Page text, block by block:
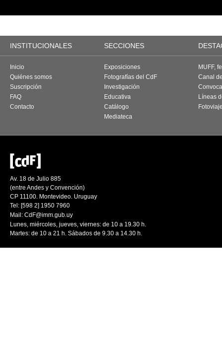
INSTITUCIONALES SECCIONES
Inicio
Quiénes somos
Suscripción
FAQ
Contacto
Exposiciones
Fotografías del CdF
Investigación
Educativa
Catálogo
Mediateca
MUFF,
Canal
Líneas
Av. 18 de Julio 885
(entre Andes y Convención)
CP 11100. Montevideo. Uruguay
Tel: [598 2] 1950 7960
Mail: CdF@imm.gub.uy
Lunes, miércoles, jueves, viernes: de 10 a 19.30 h.
Martes: de 10 a 21 h. Sábados de 9.30 a 14.30 h.